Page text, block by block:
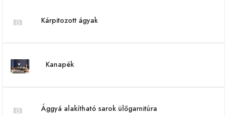
Kárpitozott ágyak
Kanapék
Ággyá alakítható sarok ülőgarnitúra